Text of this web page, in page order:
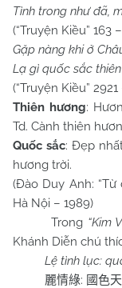
Tình trong như đã,
(“Truyện Kiều” 163
Gặp nàng khi ở
Lạ gì quốc sắc
(“Truyện Kiều”
Thiên hương:
Td. Cành thiên
Quốc sắc: Đẹp
hương trời.
(Đào Duy Anh: “Từ
Hà Nội – 1989)
Trong “Kim
Khánh Diễn chú
Lệ tình lục:
麗情綠: 國色